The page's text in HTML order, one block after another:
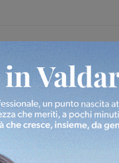
Direttore